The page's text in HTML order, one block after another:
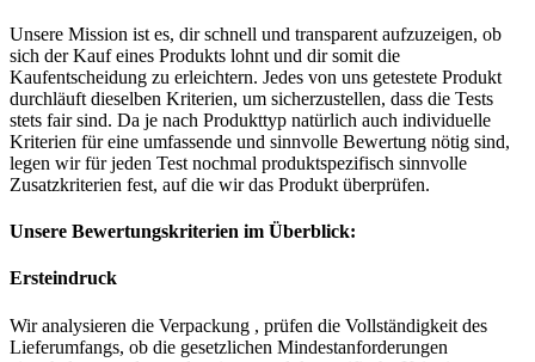
Unsere Mission ist es, dir schnell und transparent aufzuzeigen, ob
sich der Kauf eines Produkts lohnt und dir somit die
Kaufentscheidung zu erleichtern. Jedes von uns getestete Produkt
durchläuft dieselben Kriterien, um sicherzustellen, dass die Tests
stets fair sind. Da je nach Produkttyp natürlich auch individuelle
Kriterien für eine umfassende und sinnvolle Bewertung nötig sind,
legen wir für jeden Test nochmal produktspezifisch sinnvolle
Zusatzkriterien fest, auf die wir das Produkt überprüfen.
Unsere Bewertungskriterien im Überblick:
Ersteindruck
Wir analysieren die Verpackung , prüfen die Vollständigkeit des
Lieferumfangs, ob die gesetzlichen Mindestanforderungen